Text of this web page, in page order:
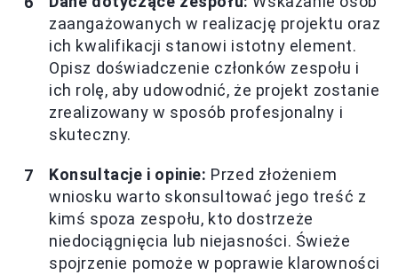
zaangażowanych w realizację projektu oraz
ich kwalifikacji stanowi istotny element.
Opisz doświadczenie członków zespołu i
ich rolę, aby udowodnić, że projekt zostanie
zrealizowany w sposób profesjonalny i
skuteczny.
Konsultacje i opinie: Przed złożeniem
wniosku warto skonsultować jego treść z
kimś spoza zespołu, kto dostrzeże
niedociągnięcia lub niejasności. Świeże
spojrzenie pomoże w poprawie klarowności